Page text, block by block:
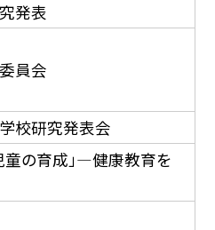
発表
員会
校研究発表会
童の育成」—健康教育を